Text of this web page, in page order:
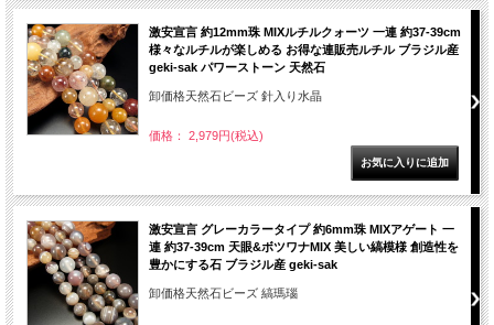
激安宣言 約12mm珠 MIXルチルクォーツ 一連 約37-39cm
様々なルチルが楽しめる お得な連販売ルチル ブラジル産
geki-sak パワーストーン 天然石
卸価格天然石ビーズ 針入り水晶
価格： 2,979円(税込)
激安宣言 グレーカラータイプ 約6mm珠 MIXアゲート 一
連 約37-39cm 天眼&ボツワナMIX 美しい縞模様 創造性を
豊かにする石 ブラジル産 geki-sak
卸価格天然石ビーズ 縞瑪瑙